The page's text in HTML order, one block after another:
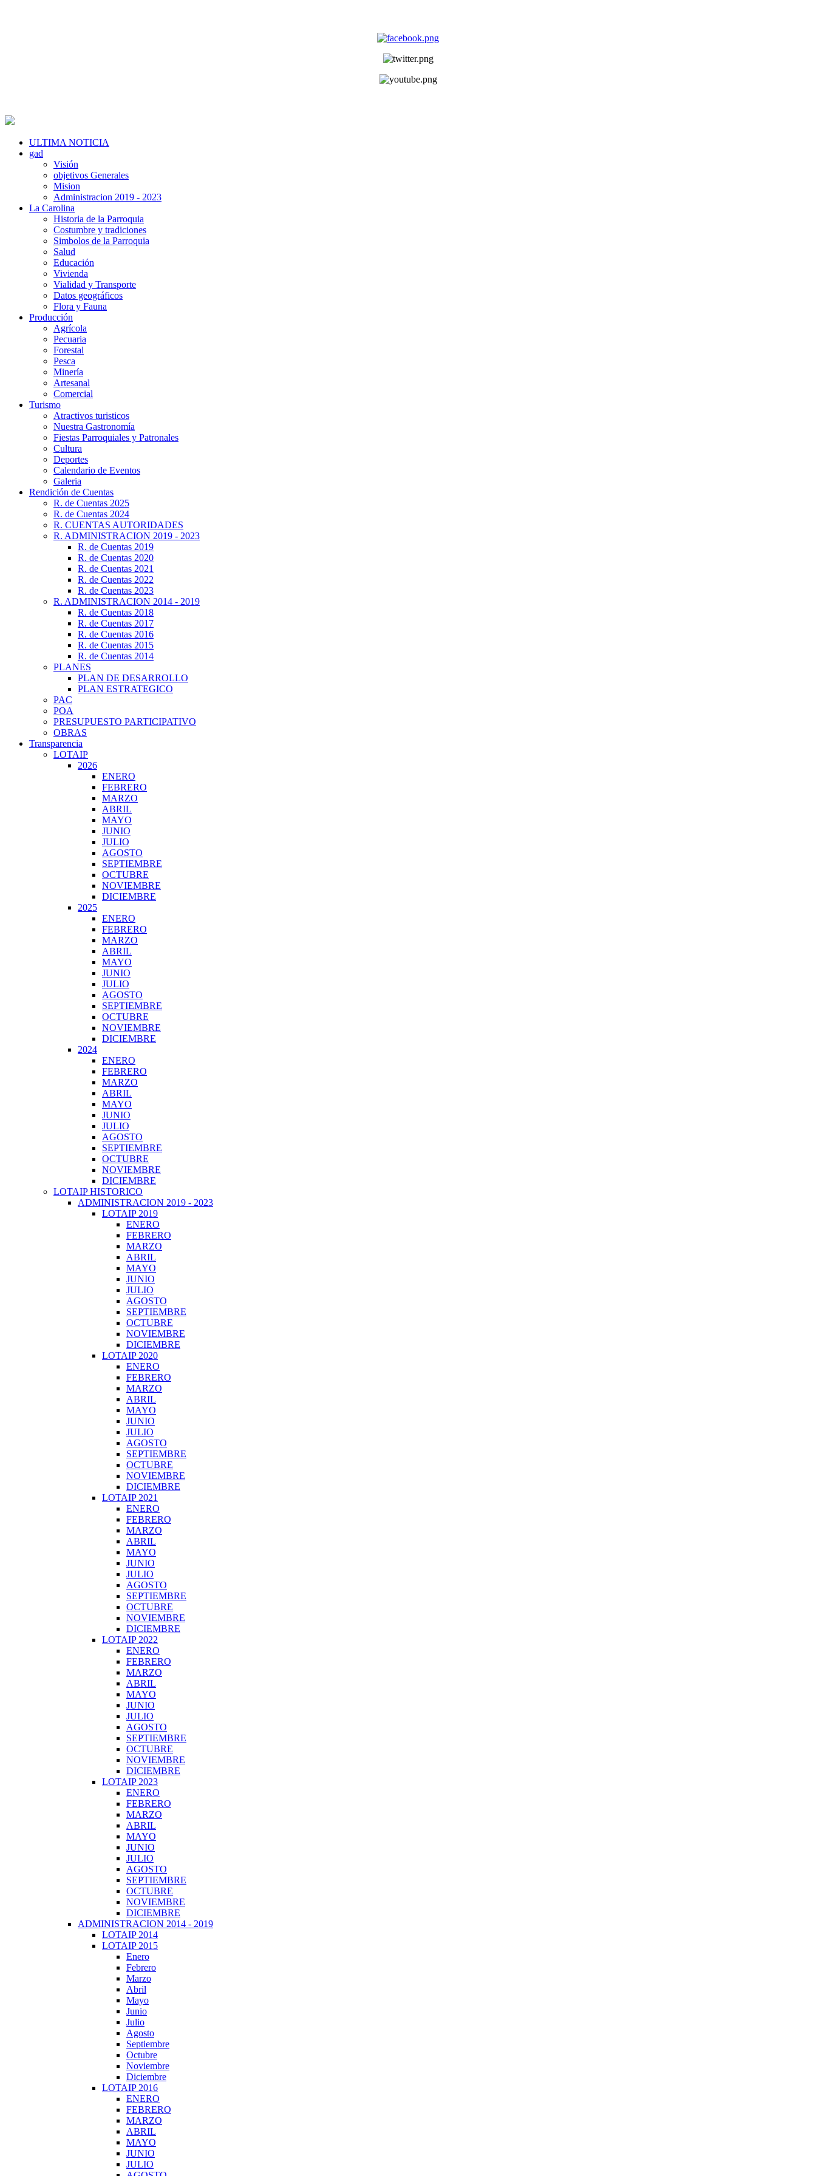
ULTIMA NOTICIA
gad
Visión
objetivos Generales
Mision
Administracion 2019 - 2023
La Carolina
Historia de la Parroquia
Costumbre y tradiciones
Simbolos de la Parroquia
Salud
Educación
Vivienda
Vialidad y Transporte
Datos geográficos
Flora y Fauna
Producción
Agrícola
Pecuaria
Forestal
Pesca
Minería
Artesanal
Comercial
Turismo
Atractivos turisticos
Nuestra Gastronomía
Fiestas Parroquiales y Patronales
Cultura
Deportes
Calendario de Eventos
Galeria
Rendición de Cuentas
R. de Cuentas 2025
R. de Cuentas 2024
R. CUENTAS AUTORIDADES
R. ADMINISTRACION 2019 - 2023
R. de Cuentas 2019
R. de Cuentas 2020
R. de Cuentas 2021
R. de Cuentas 2022
R. de Cuentas 2023
R. ADMINISTRACION 2014 - 2019
R. de Cuentas 2018
R. de Cuentas 2017
R. de Cuentas 2016
R. de Cuentas 2015
R. de Cuentas 2014
PLANES
PLAN DE DESARROLLO
PLAN ESTRATEGICO
PAC
POA
PRESUPUESTO PARTICIPATIVO
OBRAS
Transparencia
LOTAIP
2026
ENERO
FEBRERO
MARZO
ABRIL
MAYO
JUNIO
JULIO
AGOSTO
SEPTIEMBRE
OCTUBRE
NOVIEMBRE
DICIEMBRE
2025
ENERO
FEBRERO
MARZO
ABRIL
MAYO
JUNIO
JULIO
AGOSTO
SEPTIEMBRE
OCTUBRE
NOVIEMBRE
DICIEMBRE
2024
ENERO
FEBRERO
MARZO
ABRIL
MAYO
JUNIO
JULIO
AGOSTO
SEPTIEMBRE
OCTUBRE
NOVIEMBRE
DICIEMBRE
LOTAIP HISTORICO
ADMINISTRACION 2019 - 2023
LOTAIP 2019
ENERO
FEBRERO
MARZO
ABRIL
MAYO
JUNIO
JULIO
AGOSTO
SEPTIEMBRE
OCTUBRE
NOVIEMBRE
DICIEMBRE
LOTAIP 2020
ENERO
FEBRERO
MARZO
ABRIL
MAYO
JUNIO
JULIO
AGOSTO
SEPTIEMBRE
OCTUBRE
NOVIEMBRE
DICIEMBRE
LOTAIP 2021
ENERO
FEBRERO
MARZO
ABRIL
MAYO
JUNIO
JULIO
AGOSTO
SEPTIEMBRE
OCTUBRE
NOVIEMBRE
DICIEMBRE
LOTAIP 2022
ENERO
FEBRERO
MARZO
ABRIL
MAYO
JUNIO
JULIO
AGOSTO
SEPTIEMBRE
OCTUBRE
NOVIEMBRE
DICIEMBRE
LOTAIP 2023
ENERO
FEBRERO
MARZO
ABRIL
MAYO
JUNIO
JULIO
AGOSTO
SEPTIEMBRE
OCTUBRE
NOVIEMBRE
DICIEMBRE
ADMINISTRACION 2014 - 2019
LOTAIP 2014
LOTAIP 2015
Enero
Febrero
Marzo
Abril
Mayo
Junio
Julio
Agosto
Septiembre
Octubre
Noviembre
Diciembre
LOTAIP 2016
ENERO
FEBRERO
MARZO
ABRIL
MAYO
JUNIO
JULIO